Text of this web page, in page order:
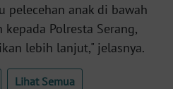
pelecehan anak di bawah
Polresta Serang,
lebih lanjut," jelasnya.
Lihat Semua